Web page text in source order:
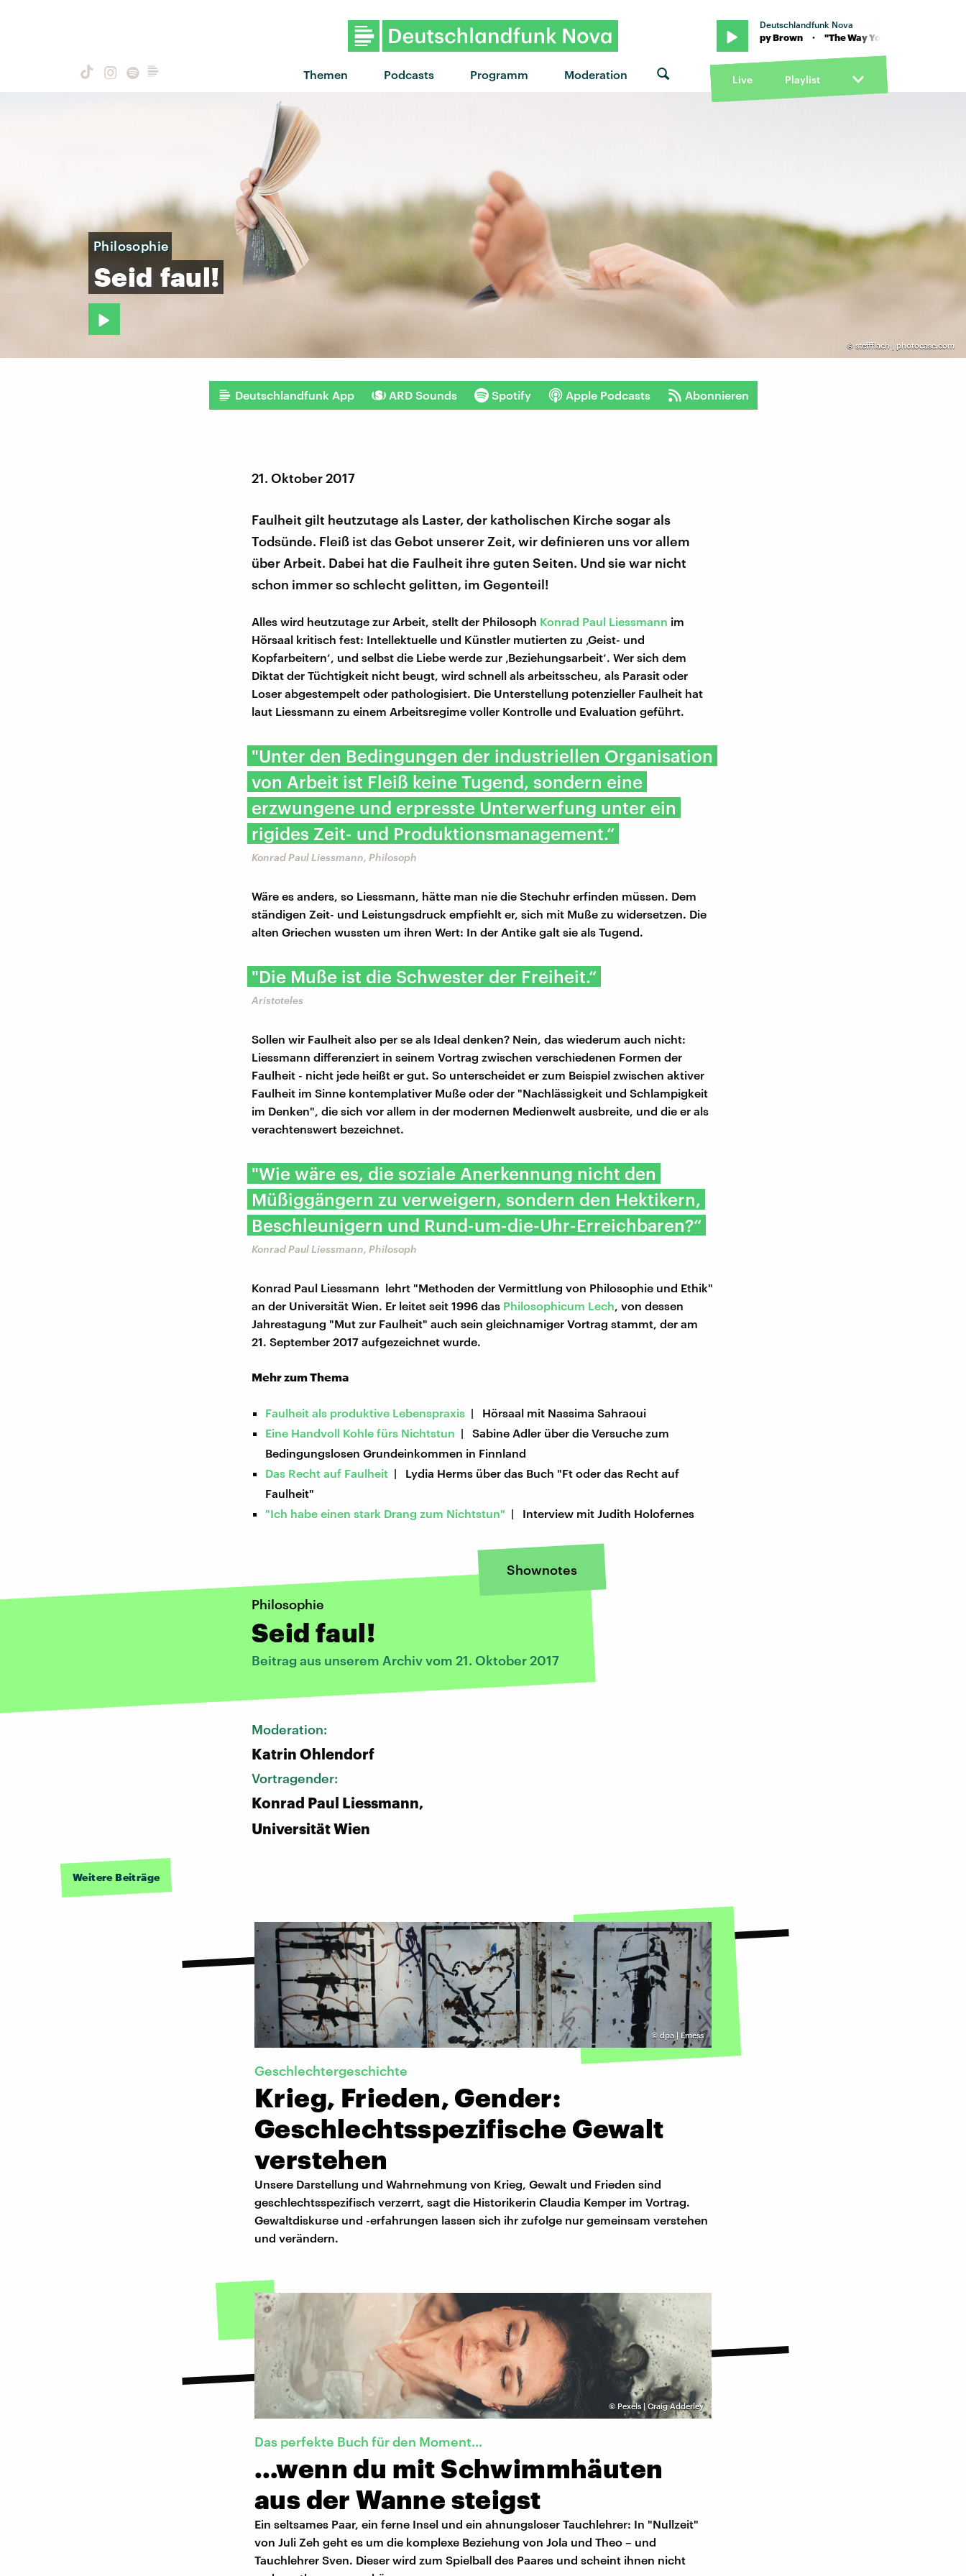
Themen Podcasts Programm Moderation
Deutschlandfunk Nova
"The Way You Move" von OutKast feat. Sleepy Brown · "The Way You Move" von OutKast feat.
Live Playlist
© steffflach | photocase.com
Philosophie
Seid faul!
Deutschlandfunk App ARD Sounds Spotify Apple Podcasts Abonnieren
21. Oktober 2017
Faulheit gilt heutzutage als Laster, der katholischen Kirche sogar als
Todsünde. Fleiß ist das Gebot unserer Zeit, wir definieren uns vor allem
über Arbeit. Dabei hat die Faulheit ihre guten Seiten. Und sie war nicht
schon immer so schlecht gelitten, im Gegenteil!
Alles wird heutzutage zur Arbeit, stellt der Philosoph Konrad Paul Liessmann im
Hörsaal kritisch fest: Intellektuelle und Künstler mutierten zu ‚Geist- und
Kopfarbeitern‘, und selbst die Liebe werde zur ‚Beziehungsarbeit‘. Wer sich dem
Diktat der Tüchtigkeit nicht beugt, wird schnell als arbeitsscheu, als Parasit oder
Loser abgestempelt oder pathologisiert. Die Unterstellung potenzieller Faulheit hat
laut Liessmann zu einem Arbeitsregime voller Kontrolle und Evaluation geführt.
"Unter den Bedingungen der industriellen Organisation
von Arbeit ist Fleiß keine Tugend, sondern eine
erzwungene und erpresste Unterwerfung unter ein
rigides Zeit- und Produktionsmanagement.“
Konrad Paul Liessmann, Philosoph
Wäre es anders, so Liessmann, hätte man nie die Stechuhr erfinden müssen. Dem
ständigen Zeit- und Leistungsdruck empfiehlt er, sich mit Muße zu widersetzen. Die
alten Griechen wussten um ihren Wert: In der Antike galt sie als Tugend.
"Die Muße ist die Schwester der Freiheit.“
Aristoteles
Sollen wir Faulheit also per se als Ideal denken? Nein, das wiederum auch nicht:
Liessmann differenziert in seinem Vortrag zwischen verschiedenen Formen der
Faulheit - nicht jede heißt er gut. So unterscheidet er zum Beispiel zwischen aktiver
Faulheit im Sinne kontemplativer Muße oder der "Nachlässigkeit und Schlampigkeit
im Denken", die sich vor allem in der modernen Medienwelt ausbreite, und die er als
verachtenswert bezeichnet.
"Wie wäre es, die soziale Anerkennung nicht den
Müßiggängern zu verweigern, sondern den Hektikern,
Beschleunigern und Rund-um-die-Uhr-Erreichbaren?“
Konrad Paul Liessmann, Philosoph
Konrad Paul Liessmann lehrt "Methoden der Vermittlung von Philosophie und Ethik"
an der Universität Wien. Er leitet seit 1996 das Philosophicum Lech, von dessen
Jahrestagung "Mut zur Faulheit" auch sein gleichnamiger Vortrag stammt, der am
21. September 2017 aufgezeichnet wurde.
Mehr zum Thema
Faulheit als produktive Lebenspraxis | Hörsaal mit Nassima Sahraoui
Eine Handvoll Kohle fürs Nichtstun | Sabine Adler über die Versuche zum
Bedingungslosen Grundeinkommen in Finnland
Das Recht auf Faulheit | Lydia Herms über das Buch "Ft oder das Recht auf
Faulheit"
"Ich habe einen stark Drang zum Nichtstun" | Interview mit Judith Holofernes
Shownotes
Philosophie
Seid faul!
Beitrag aus unserem Archiv vom 21. Oktober 2017
Moderation:
Katrin Ohlendorf
Vortragender:
Konrad Paul Liessmann,
Universität Wien
Weitere Beiträge
© dpa | Emess
Geschlechtergeschichte
Krieg, Frieden, Gender:
Geschlechtsspezifische Gewalt
verstehen
Unsere Darstellung und Wahrnehmung von Krieg, Gewalt und Frieden sind
geschlechtsspezifisch verzerrt, sagt die Historikerin Claudia Kemper im Vortrag.
Gewaltdiskurse und -erfahrungen lassen sich ihr zufolge nur gemeinsam verstehen
und verändern.
© Pexels | Craig Adderley
Das perfekte Buch für den Moment...
…wenn du mit Schwimmhäuten
aus der Wanne steigst
Ein seltsames Paar, ein ferne Insel und ein ahnungsloser Tauchlehrer: In "Nullzeit"
von Juli Zeh geht es um die komplexe Beziehung von Jola und Theo – und
Tauchlehrer Sven. Dieser wird zum Spielball des Paares und scheint ihnen nicht